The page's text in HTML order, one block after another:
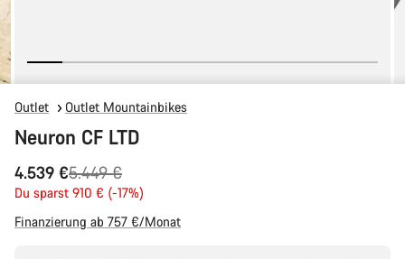
Outlet Outlet Mountainbikes
Neuron CF LTD
4.539 €
Ursprungspreis
5.449 €
Du sparst 910 € (-17%)
Finanzierung ab 757 €/Monat